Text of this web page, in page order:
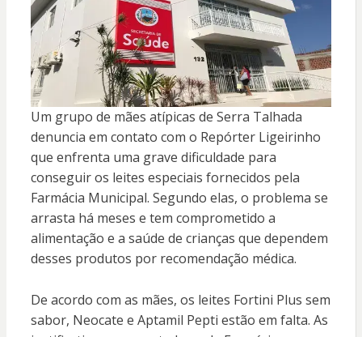
Um grupo de mães atípicas de Serra Talhada
denuncia em contato com o Repórter Ligeirinho
que enfrenta uma grave dificuldade para
conseguir os leites especiais fornecidos pela
Farmácia Municipal. Segundo elas, o problema se
arrasta há meses e tem comprometido a
alimentação e a saúde de crianças que dependem
desses produtos por recomendação médica.
De acordo com as mães, os leites Fortini Plus sem
sabor, Neocate e Aptamil Pepti estão em falta. As